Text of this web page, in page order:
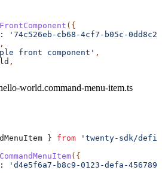
({
'74c526eb-cb68-4cf7-b05c-
,
front component' ,
,
world.command-menu-item.ts
} from 'twenty-sdk/
({
'd4e5f6a7-b8c9-0123-defa-